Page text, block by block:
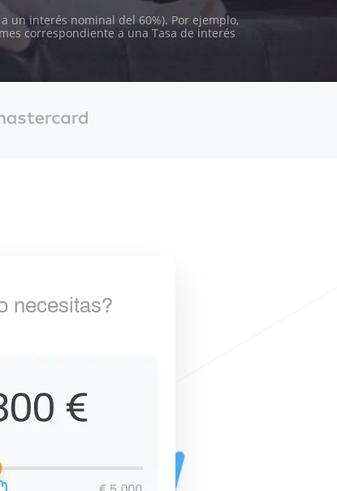
un interés nominal del 60%). Por ejemplo,
correspondiente a una Tasa de interés
necesitas?